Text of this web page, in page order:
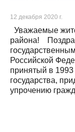
12 декабря 2020 г.
Уважаемые
района!
Российской
принятый в
государства,
упрочению